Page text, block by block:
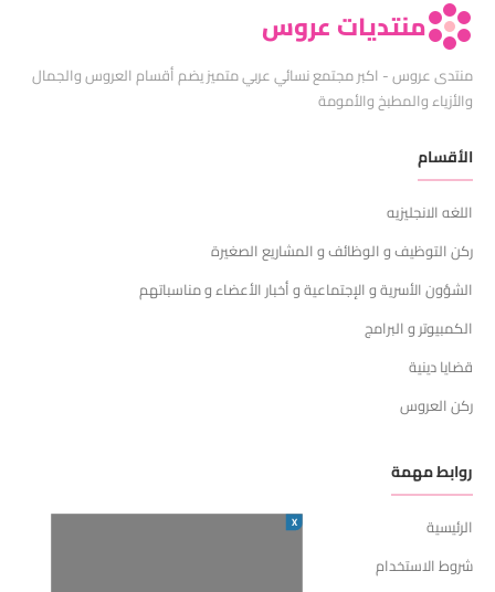
منتديات عروس
منتدى عروس - اكبر مجتمع نسائي عربي متميز يضم أقسام العروس والجمال
والأزياء والمطبخ والأمومة
الأقسام
اللغه الانجليزيه
ركن التوظيف و الوظائف و المشاريع الصغيرة
الشؤون الأسرية و الإجتماعية و أخبار الأعضاء و مناسباتهم
الكمبيوتر و البرامج
قضايا دينية
ركن العروس
روابط مهمة
الرئيسية
شروط الاستخدام
X